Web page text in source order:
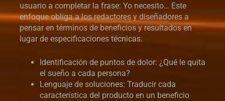
usuario a completar la frase: Yo necesito… Este
enfoque obliga a los redactores y diseñadores a
pensar en términos de beneficios y resultados en
lugar de especificaciones técnicas.
Identificación de puntos de dolor: ¿Qué le quita
el sueño a cada persona?
Lenguaje de soluciones: Traducir cada
característica del producto en un beneficio